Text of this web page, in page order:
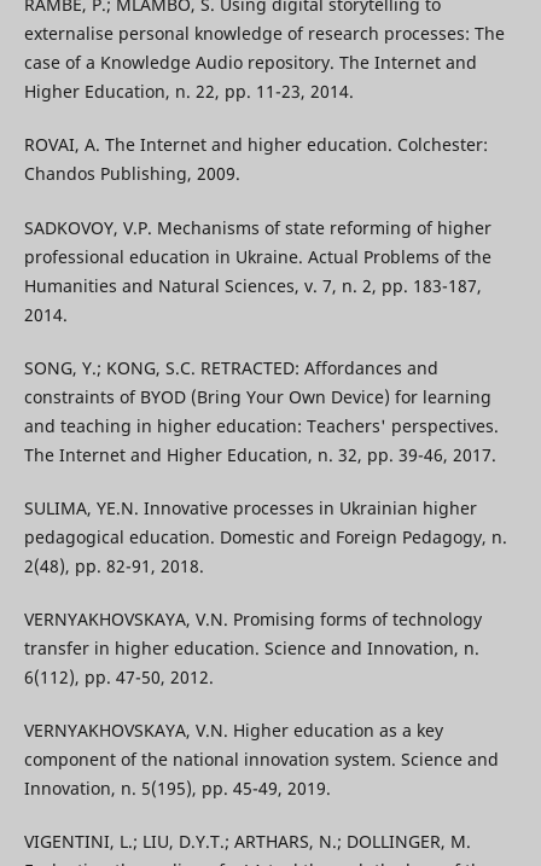
RAMBE, P.; MLAMBO, S. Using digital storytelling to
externalise personal knowledge of research processes: The
case of a Knowledge Audio repository. The Internet and
Higher Education, n. 22, pp. 11-23, 2014.
ROVAI, A. The Internet and higher education. Colchester:
Chandos Publishing, 2009.
SADKOVOY, V.P. Mechanisms of state reforming of higher
professional education in Ukraine. Actual Problems of the
Humanities and Natural Sciences, v. 7, n. 2, pp. 183-187,
2014.
SONG, Y.; KONG, S.C. RETRACTED: Affordances and
constraints of BYOD (Bring Your Own Device) for learning
and teaching in higher education: Teachers' perspectives.
The Internet and Higher Education, n. 32, pp. 39-46, 2017.
SULIMA, YE.N. Innovative processes in Ukrainian higher
pedagogical education. Domestic and Foreign Pedagogy, n.
2(48), pp. 82-91, 2018.
VERNYAKHOVSKAYA, V.N. Promising forms of technology
transfer in higher education. Science and Innovation, n.
6(112), pp. 47-50, 2012.
VERNYAKHOVSKAYA, V.N. Higher education as a key
component of the national innovation system. Science and
Innovation, n. 5(195), pp. 45-49, 2019.
VIGENTINI, L.; LIU, D.Y.T.; ARTHARS, N.; DOLLINGER, M.